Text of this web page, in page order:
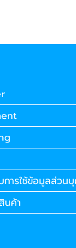
การใช้ข้อมูลส่วน
นค้า